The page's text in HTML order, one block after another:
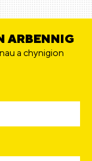
ARBENNIG
a chynigion